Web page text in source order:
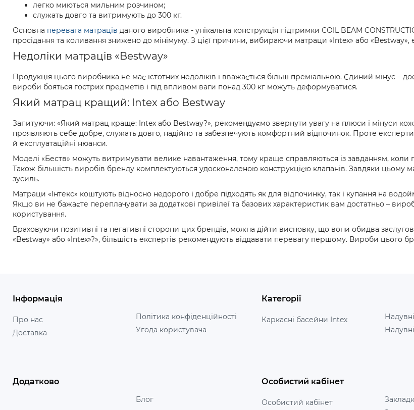
легко миються мильним розчином;
служать довго та витримують до 300 кг.
Основна перевага матраців даного виробника - унікальна конструкція підтримки COIL BEAM
просідання та коливання знижено до мінімуму. З цієї причини, вибираючи матраци «Intex» або
Недоліки матраців «Bestway»
Продукція цього виробника не має істотних недоліків і вважається більш преміальною. Єдиний мінус –
вироби бояться гострих предметів і під впливом ваги понад 300 кг можуть деформуватися.
Який матрац кращий: Intex або Bestway
Запитуючи: «Який матрац краще: Intex або Bestway?», рекомендуємо звернути увагу на плюси і мінуси
проявляють себе добре, служать довго, надійно та забезпечують комфортний відпочинок. Проте
й експлуатаційні нюанси.
Моделі «Беств» можуть витримувати велике навантаження, тому краще справляються із завданням, коли
Також більшість виробів бренду комплектуються удосконаленою конструкцією клапанів. Завдяки цьому
зусиль.
Матраци «Інтекс» коштують відносно недорого і добре підходять як для відпочинку, так і купання на
Якщо ви не бажаєте переплачувати за додаткові привілеї та базових характеристик вам достатньо –
користування.
Враховуючи позитивні та негативні сторони цих брендів, можна дійти висновку, що вони обидва
«Bestway» або «Intex»?», більшість експертів рекомендують віддавати перевагу першому. Вироби цього
Інформація
Про нас
Доставка
Політика конфіденційності
Угода користувача
Категорії
Каркасні басейни Intex
Додатково
Блог
Особистий кабінет
Особистий кабінет